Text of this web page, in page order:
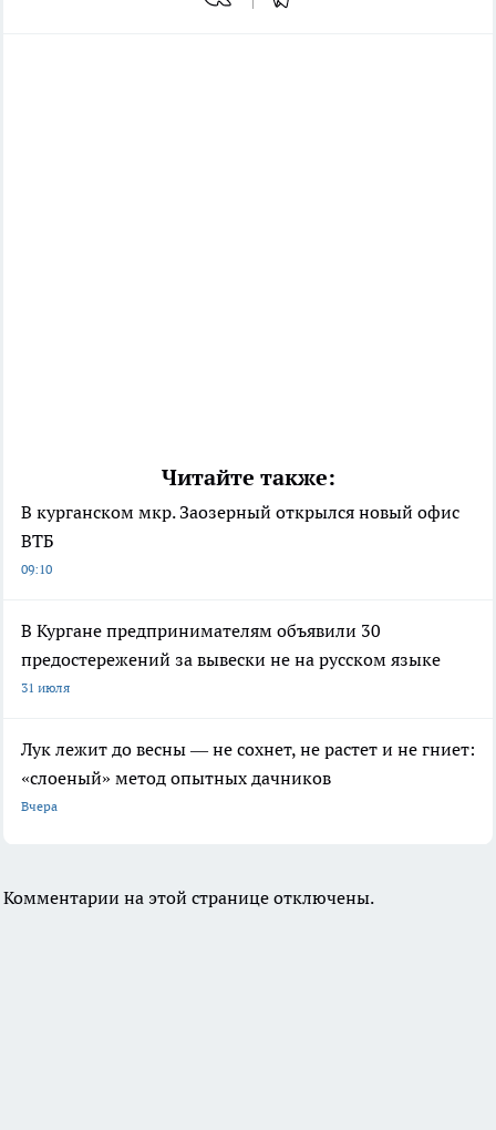
Читайте также:
В курганском мкр. Заозерный открылся новый офис
ВТБ
09:10
В Кургане предпринимателям объявили 30
предостережений за вывески не на русском языке
31 июля
Лук лежит до весны — не сохнет, не растет и не гниет:
«слоеный» метод опытных дачников
Вчера
Комментарии на этой странице отключены.